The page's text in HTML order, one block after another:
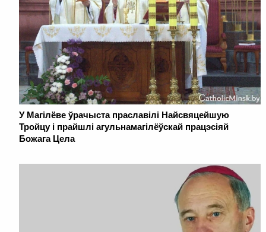
У Магілёве ўрачыста праславілі Найсвяцейшую
Тройцу і прайшлі агульнамагілёўскай працэсіяй
Божага Цела